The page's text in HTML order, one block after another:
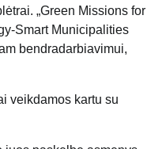
„Green Missions for
Smart Municipalities
bendradarbiavimui,
veikdamos kartu su